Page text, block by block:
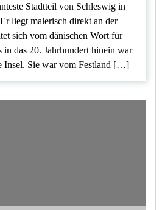
Stadtteil von Schleswig in
liegt malerisch direkt an der
sich vom dänischen Wort für
in das 20. Jahrhundert hinein war
Insel. Sie war vom Festland […]